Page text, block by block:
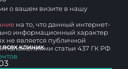
клиник
о вашем визите в нашу
на то, что данный интернет-
информационный характер
не является публичной
положениями статьи 437 ГК РФ